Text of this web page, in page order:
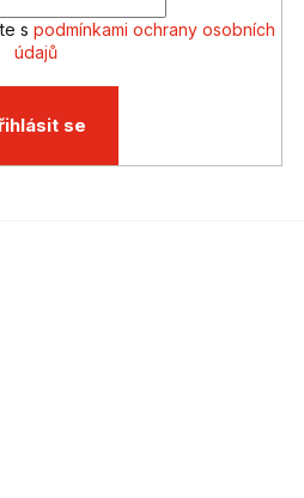
ý
p
i
s
s podmínkami ochrany osobních
údajů
se